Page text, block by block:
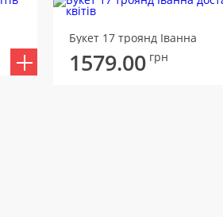
Букет 17 троянд Іванна
1579.00 грн